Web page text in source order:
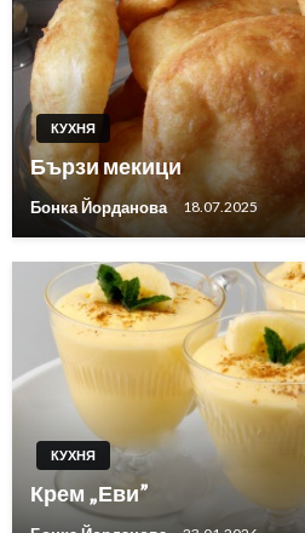
КУХНЯ
Бързи мекици
Бонка Йорданова 18.07.2025
КУХНЯ
Крем „Еви”